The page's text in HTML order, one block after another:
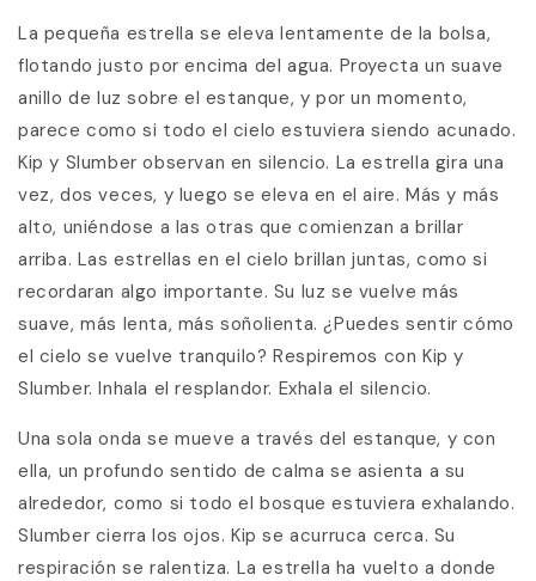
La pequeña estrella se eleva lentamente de la bolsa,
flotando justo por encima del agua. Proyecta un suave
anillo de luz sobre el estanque, y por un momento,
parece como si todo el cielo estuviera siendo acunado.
Kip y Slumber observan en silencio. La estrella gira una
vez, dos veces, y luego se eleva en el aire. Más y más
alto, uniéndose a las otras que comienzan a brillar
arriba. Las estrellas en el cielo brillan juntas, como si
recordaran algo importante. Su luz se vuelve más
suave, más lenta, más soñolienta. ¿Puedes sentir cómo
el cielo se vuelve tranquilo? Respiremos con Kip y
Slumber. Inhala el resplandor. Exhala el silencio.
Una sola onda se mueve a través del estanque, y con
ella, un profundo sentido de calma se asienta a su
alrededor, como si todo el bosque estuviera exhalando.
Slumber cierra los ojos. Kip se acurruca cerca. Su
respiración se ralentiza. La estrella ha vuelto a donde